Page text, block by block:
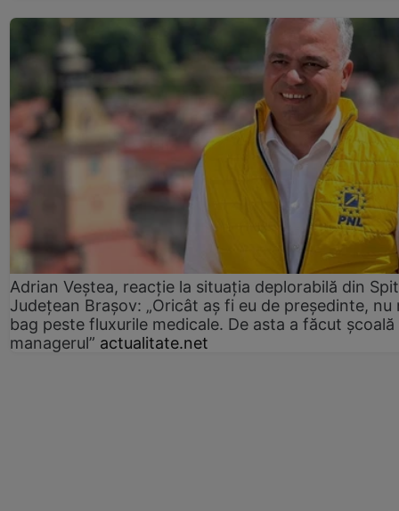
Adrian Veștea, reacție la situația deplorabilă din
Județean Brașov: „Oricât aș fi eu de președinte, nu
bag peste fluxurile medicale. De asta a făcut școală
managerul” actualitate.net